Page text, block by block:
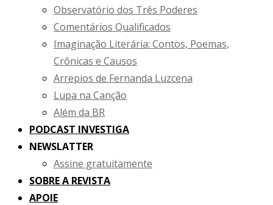
Observatório dos Três Poderes
Comentários Qualificados
Imaginação Literária: Contos, Poemas,
Crônicas e Causos
Arrepios de Fernanda Luzcena
Lupa na Canção
Além da BR
PODCAST INVESTIGA
NEWSLATTER
Assine gratuitamente
SOBRE A REVISTA
APOIE